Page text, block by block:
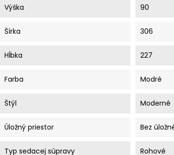
Výška 90
Šírka 306
Hĺbka 227
Farba Modré
Štýl Moderné
Úložný priestor Bez
Typ sedacej súpravy Rohové